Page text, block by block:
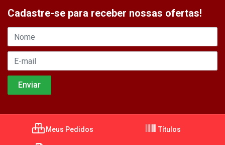
Cadastre-se para receber nossas ofertas!
Meus Pedidos Títulos